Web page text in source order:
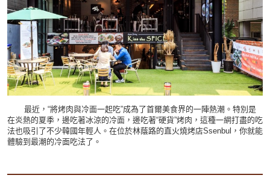
最近，“將烤肉與冷面一起吃”成為了首爾美食界的一陣熱潮。特別是
在炎熱的夏季，邊吃著冰涼的冷面，邊吃著“硬貨”烤肉，這種一網打盡的吃
法也吸引了不少韓國年輕人。在位於林蔭路的直火燒烤店Ssenbul，你就能
體驗到最潮的冷面吃法了。